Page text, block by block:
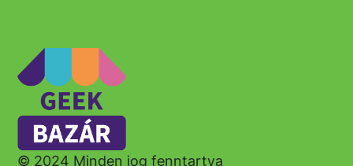
© 2024 Minden jog fenntartva